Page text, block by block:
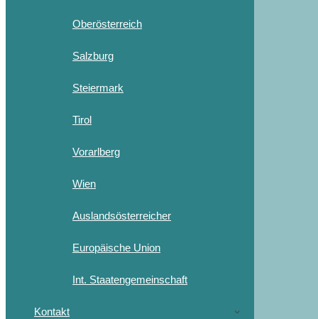
Oberösterreich
Salzburg
Steiermark
Tirol
Vorarlberg
Wien
Auslandsösterreicher
Europäische Union
Int. Staatengemeinschaft
Kontakt